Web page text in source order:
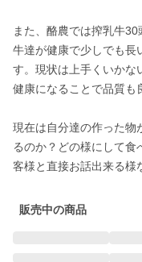
また、酪農では搾乳牛
牛達が健康で少しでも長
す。現状は上手くいかな
健康になることで品質も
現在は自分達の作った物
るのか？どの様にして食
客様と直接お話出来る様
販売中の商品